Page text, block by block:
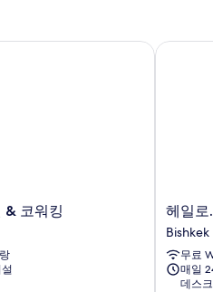
& 코워킹
워킹
헤
일
로.
호
스
헤일로
Bishkek
무료
매일
데스크
헤일로.